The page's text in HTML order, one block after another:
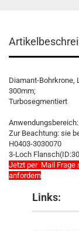
Diamant-Bohrkrone,
300mm;
Turbosegmentiert
Zur Beachtung: sie
H0403-3030070
3-Loch
Jetzt per Mail Frage
anfordern
Links: